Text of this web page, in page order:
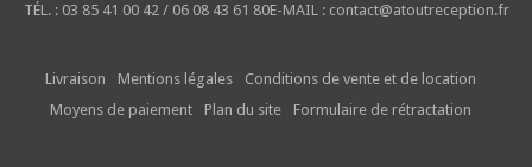
TÉL. : 03 85 41 00 42 / 06 08 43 61 80E-MAIL : contact@atoutreception.fr
Livraison Mentions légales
Conditions de vente et de location
Moyens de paiement
Plan du site Formulaire de rétractation